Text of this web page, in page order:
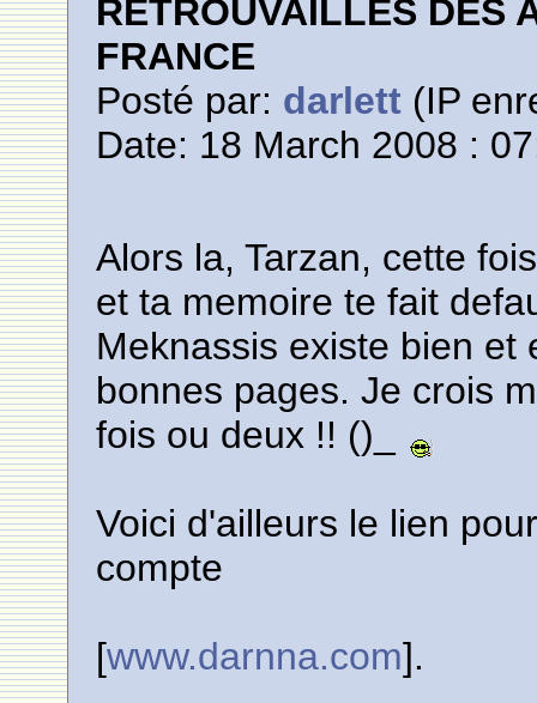
RETROUVAILLES DES
FRANCE
Posté par: darlett (IP
Date: 18 March 2008 :
Alors la, Tarzan, cette
et ta memoire te fait
Meknassis existe bien et
bonnes pages. Je crois
fois ou deux !! ()_
Voici d'ailleurs le lien
compte
[www.darnna.com].